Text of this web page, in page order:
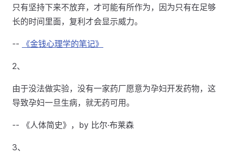
只有坚持下来不放弃，才可能有所作为，因为只有在足够
长的时间里面，复利才会显示威力。
-- 《金钱心理学的笔记》
2、
由于没法做实验，没有一家药厂愿意为孕妇开发药物，这
导致孕妇一旦生病，就无药可用。
-- 《人体简史》，by 比尔·布莱森
3、